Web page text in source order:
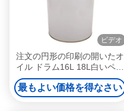
ビデオ
注文の円形の印刷の開いたオ
イル ドラム16L 18L白いペン
キのバケツ
最もよい価格を得なさい